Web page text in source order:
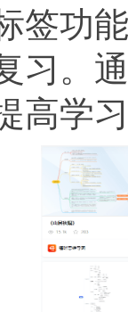
签功
习。
高学